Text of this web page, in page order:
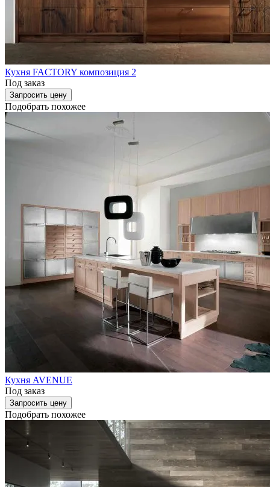
Кухня FACTORY композиция 2
Под заказ
Запросить цену
Подобрать похожее
Кухня AVENUE
Под заказ
Запросить цену
Подобрать похожее